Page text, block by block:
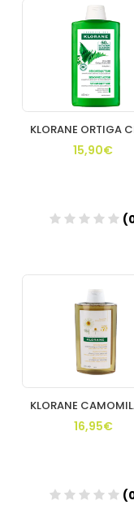
Añadir
15,90€
16,95€